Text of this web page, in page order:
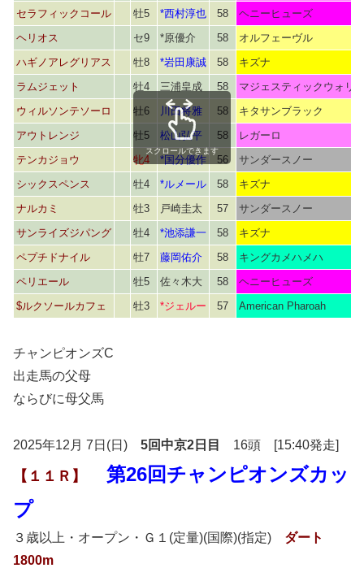
セラフィックコール 牡5 *西村淳也 58
ヘニーヒューズ
ヘリオス
セ9 *原優介 58
オルフェーヴル
ハギノアレグリアス
牡8 *岩田康誠 58
キズナ
ラムジェット
牡4 三浦皇成 58
マジェスティックウォリ
ウィルソンテソーロ
牡6 川田将雅 58
キタサンブラック
アウトレンジ
牡5 松山弘平 58
レガーロ
テンカジョウ
牝4 *国分優作 56
サンダースノー
シックスペンス
牡4 *ルメール 58
キズナ
ナルカミ
牡3 戸崎圭太 57
サンダースノー
サンライズジパング
牡4 *池添謙一 58
キズナ
ペプチドナイル
牡7 藤岡佑介 58
キングカメハメハ
ペリエール
牡5 佐々木大 58
ヘニーヒューズ
$ルクソールカフェ
牡3 *ジェルー 57 American Pharoah
スクロールできます
チャンピオンズC
出走馬の父母
ならびに母父馬
2025年12月 7日(日) 5回中京2日目 16頭 [15:40発走]
【１１Ｒ】
第26回チャンピオンズカッ
プ
３歳以上・オープン・Ｇ１(定量)(国際)(指定) ダート
1800m